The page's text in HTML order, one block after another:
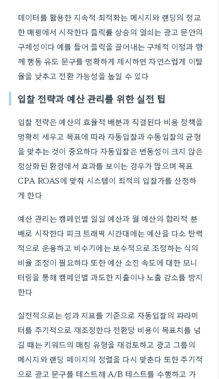
데이터를 활용한 지속적 최적화는 메시지와 랜딩의 정교
한 매핑에서 시작한다 클릭률 상승의 열쇠는 광고 문안의
구체성이다 예를 들어 클릭을 끌어내는 구체적 이점과 함
께 행동 유도 문구를 명확하게 제시하면 자연스럽게 이탈
율을 낮추고 전환 가능성을 높일 수 있다
입찰 전략과 예산 관리를 위한 실전 팁
입찰 전략은 예산의 효율적 배분과 직결된다 비용 정책을
명확히 세우고 목표에 따라 자동입찰과 수동입찰의 균형
을 맞추는 것이 중요하다 자동입찰은 변동성이 크지 않은
정상화된 환경에서 효과를 보이는 경우가 많으며 목표
CPA ROAS에 맞춰 시스템이 최적의 입찰가를 산정하
게 한다
예산 관리는 캠페인별 일일 예산과 월 예산의 합리적 분
배로 시작한다 피크 트래픽 시간대에는 예산을 다소 탄력
적으로 운용하고 비수기에는 보수적으로 조정하는 식의
비율 조정이 필요하다 또한 예산 소진 속도에 대한 모니
터링을 통해 캠페인별 과도한 지출이나 노출 감소를 방지
한다
실전적으로는 성과 지표를 기준으로 자동입찰의 파라미
터를 주기적으로 재조정한다 전환당 비용이 목표치를 넘
길 때는 키워드의 매칭 유형을 재검토하고 광고 그룹의
메시지와 랜딩 페이지의 정렬을 다시 맞춘다 또한 주기적
으로 광고 문구를 테스트해 A/B 테스트를 수행하고 가